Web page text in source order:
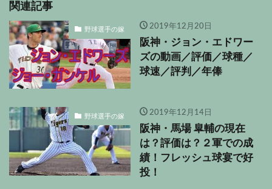
関連記事
野球選手の嫁 2019年12月20日
阪神・ジョン・エドワー
ズの動画／評価／球種／
球速／評判／年俸
野球選手の嫁 2019年12月14日
阪神・馬場 皐輔の現在
は？評価は？２軍での成
績！フレッシュ球宴で好
投！